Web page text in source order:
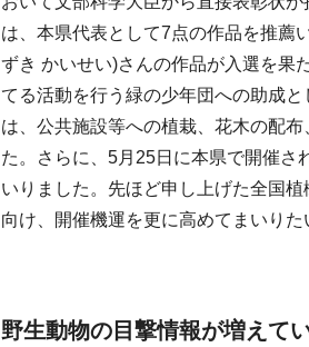
は、本県代表として7点の作品を推薦
ずき かいせい)さんの作品が入選を果
てる活動を行う緑の少年団への助成
は、公共施設等への植栽、花木の配
た。さらに、5月25日に本県で開催さ
いりました。先ほど申し上げた全国
向け、開催機運を更に高めてまいりた
野生動物の目撃情報が増えて